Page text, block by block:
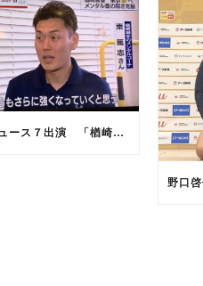
NHK ニュース７出演 「楢崎智亜選手 強さの秘訣」